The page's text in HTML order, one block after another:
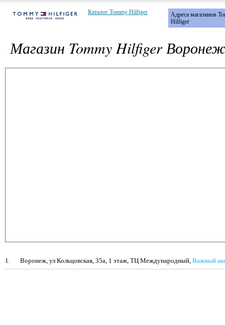
Каталог Tommy Hilfiger
Адреса магазинов
Hilfiger
Магазин Tommy Hilfiger Воронеж
1. Воронеж, ул Кольцовская, 35а, 1 этаж, ТЦ Международный, Важный